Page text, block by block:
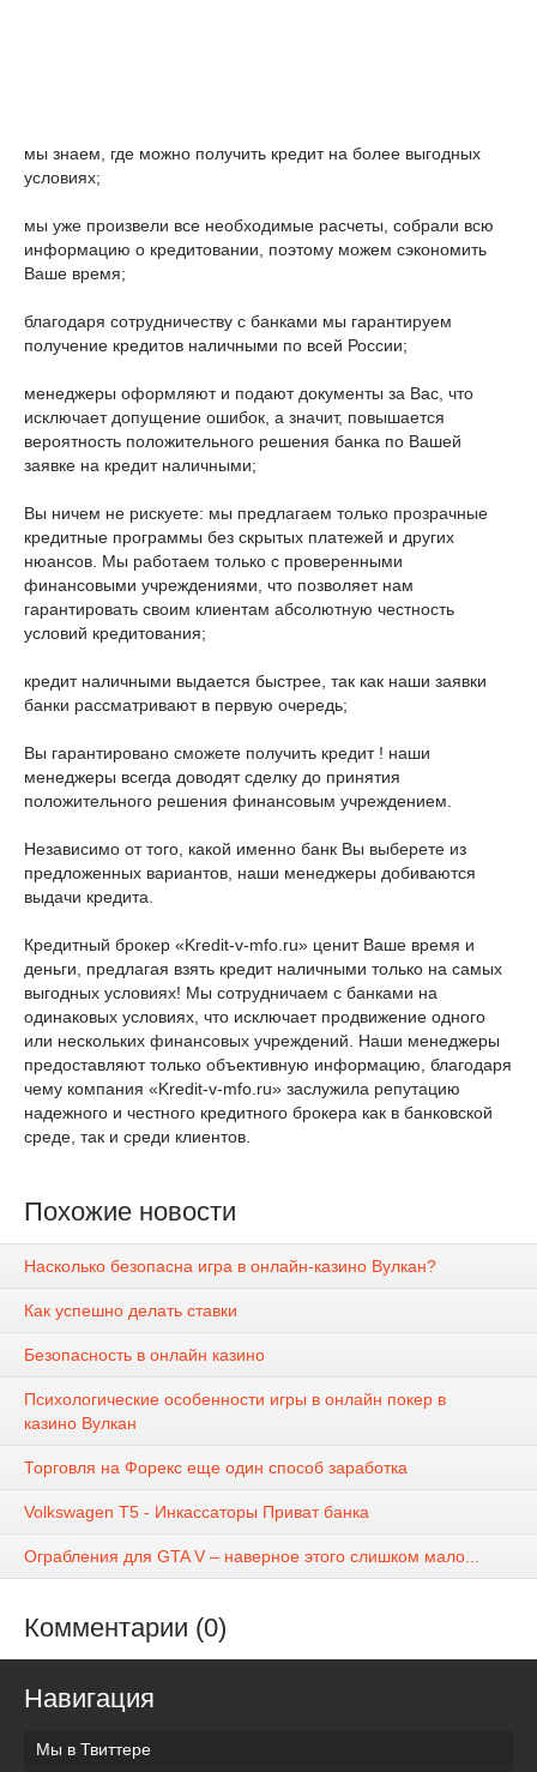
мы знаем, где можно получить кредит на более выгодных
условиях;
мы уже произвели все необходимые расчеты, собрали всю
информацию о кредитовании, поэтому можем сэкономить
Ваше время;
благодаря сотрудничеству с банками мы гарантируем
получение кредитов наличными по всей России;
менеджеры оформляют и подают документы за Вас, что
исключает допущение ошибок, а значит, повышается
вероятность положительного решения банка по Вашей
заявке на кредит наличными;
Вы ничем не рискуете: мы предлагаем только прозрачные
кредитные программы без скрытых платежей и других
нюансов. Мы работаем только с проверенными
финансовыми учреждениями, что позволяет нам
гарантировать своим клиентам абсолютную честность
условий кредитования;
кредит наличными выдается быстрее, так как наши заявки
банки рассматривают в первую очередь;
Вы гарантировано сможете получить кредит ! наши
менеджеры всегда доводят сделку до принятия
положительного решения финансовым учреждением.
Независимо от того, какой именно банк Вы выберете из
предложенных вариантов, наши менеджеры добиваются
выдачи кредита.
Кредитный брокер «Kredit-v-mfo.ru» ценит Ваше время и
деньги, предлагая взять кредит наличными только на самых
выгодных условиях! Мы сотрудничаем с банками на
одинаковых условиях, что исключает продвижение одного
или нескольких финансовых учреждений. Наши менеджеры
предоставляют только объективную информацию, благодаря
чему компания «Kredit-v-mfo.ru» заслужила репутацию
надежного и честного кредитного брокера как в банковской
среде, так и среди клиентов.
Похожие новости
Насколько безопасна игра в онлайн-казино Вулкан?
Как успешно делать ставки
Безопасность в онлайн казино
Психологические особенности игры в онлайн покер в
казино Вулкан
Торговля на Форекс еще один способ заработка
Volkswagen T5 - Инкассаторы Приват банка
Ограбления для GTA V – наверное этого слишком мало...
Комментарии (0)
Навигация
Мы в Твиттере